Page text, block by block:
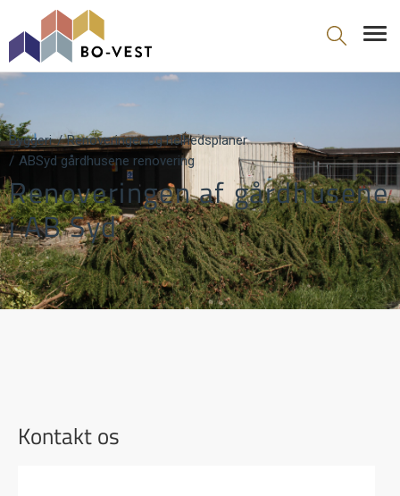
gå til indhold
Byggeri
Renoveringer og helhedsplaner
ABSyd gårdhusene renovering
Renoveringen af gårdhusene
i AB Syd
Kontakt os